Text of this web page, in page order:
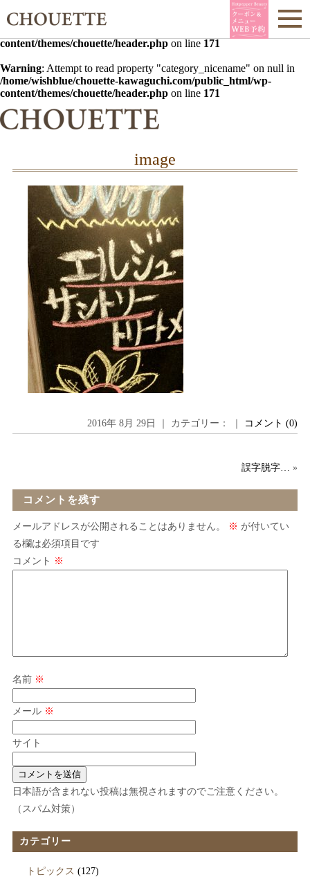
Warning : Undefined array key 0 in
/home/wishblue/chouette-
content/themes/chouette/header.php on line 171
Warning: Attempt to read property "category_nicename" on null in
/home/wishblue/chouette-kawaguchi.com/public_html/wp-
content/themes/chouette/header.php on line 171
image
2016年 8月 29日 ｜ カテゴリー： ｜ コメント (0)
誤字脱字… »
コメントを残す
メールアドレスが公開されることはありません。 ※ が付いてい
る欄は必須項目です
コメント ※
名前 ※
メール ※
サイト
日本語が含まれない投稿は無視されますのでご注意ください。
（スパム対策）
カテゴリー
トピックス (127)